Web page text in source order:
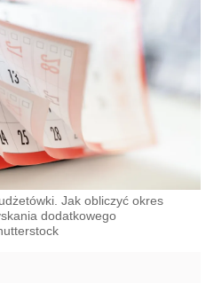
Jak obliczyć okres
dodatkowego